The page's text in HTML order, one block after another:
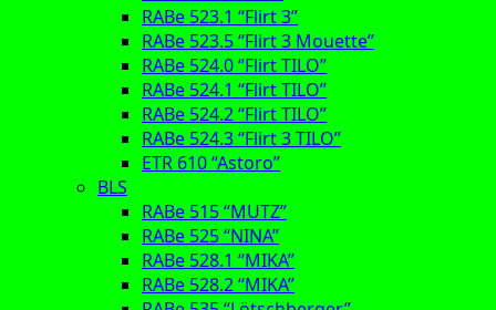
RABe 523.1 “Flirt 3”
RABe 523.5 “Flirt 3 Mouette”
RABe 524.0 “Flirt TILO”
RABe 524.1 “Flirt TILO”
RABe 524.2 “Flirt TILO”
RABe 524.3 “Flirt 3 TILO”
ETR 610 “Astoro”
BLS
RABe 515 “MUTZ”
RABe 525 “NINA”
RABe 528.1 “MIKA”
RABe 528.2 “MIKA”